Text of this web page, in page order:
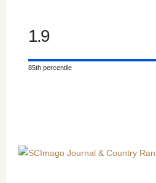
1.9
85th percentile